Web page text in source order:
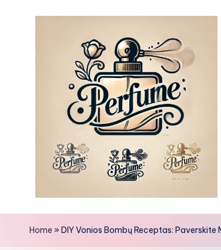
Home »DIY Vonios Bombų Receptas: